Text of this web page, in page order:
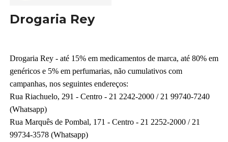
Drogaria Rey
Drogaria Rey - até 15% em medicamentos de marca, até 80% em
genéricos e 5% em perfumarias, não cumulativos com
campanhas, nos seguintes endereços:
Rua Riachuelo, 291 - Centro - 21 2242-2000 / 21 99740-7240
(Whatsapp)
Rua Marquês de Pombal, 171 - Centro - 21 2252-2000 / 21
99734-3578 (Whatsapp)